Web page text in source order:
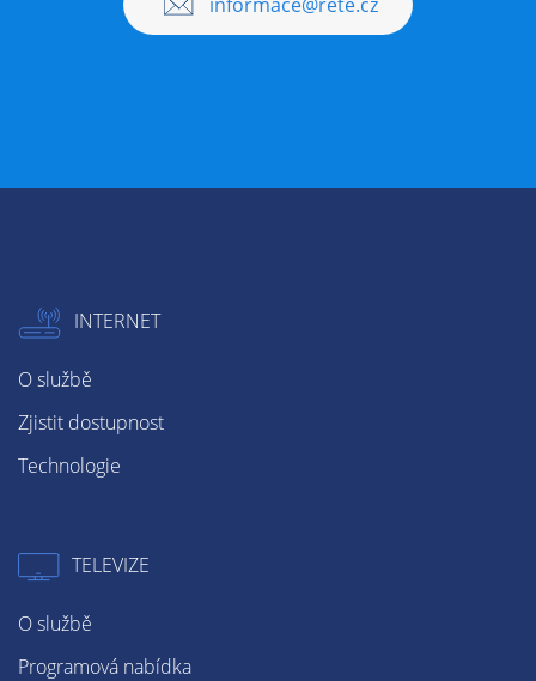
INTERNET
O službě
Zjistit dostupnost
Technologie
TELEVIZE
O službě
Programová nabídka